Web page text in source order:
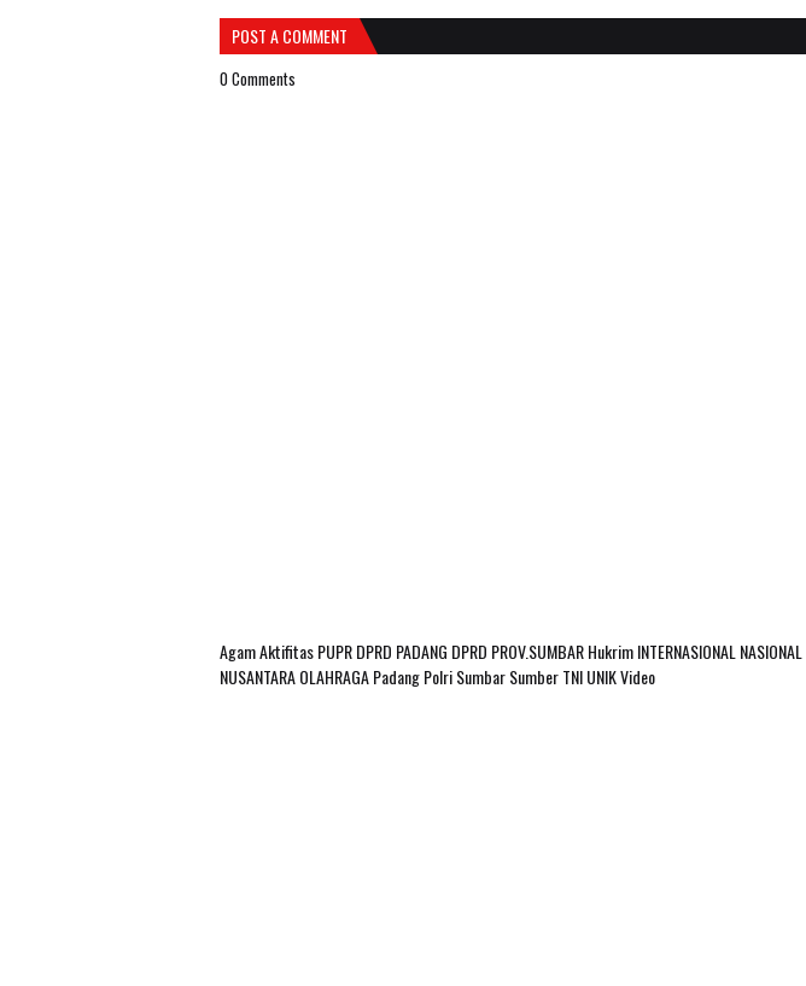
POST A COMMENT
0 Comments
AgamAktifitas PUPRDPRD PADANG DPRD PROV.SUMBARHukrimINTERNASIONAL NASIONAL
NUSANTARAOLAHRAGAPadangPolriSumbarSumberTNIUNIKVideo